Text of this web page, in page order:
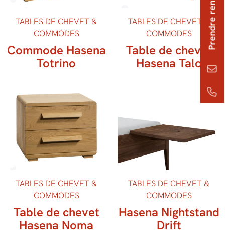
TABLES DE CHEVET &
COMMODES
Commode Hasena
Totrino
TABLES DE CHEVET &
COMMODES
Table de chevet
Hasena Talo
TABLES DE CHEVET &
COMMODES
Table de chevet
Hasena Noma
TABLES DE CHEVET &
COMMODES
Hasena Nightstand
Drift